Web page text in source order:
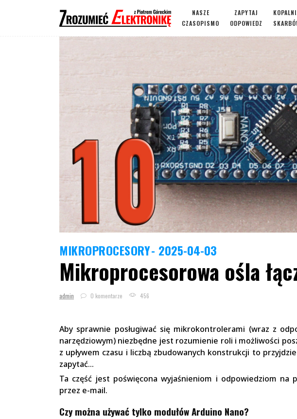
NASZE
CZASOPISMO
ZAPYTAJ
ODPOWIEDZ
MIKROPROCESORY 2025-04-03
Mikroprocesorowa ośla
admin 0 komentarze 456
Aby sprawnie posługiwać się mikrokontrolerami (wraz z
narzędziowym) niezbędne jest rozumienie roli i możliwości
z upływem czasu i liczbą zbudowanych konstrukcji to
zapytać…
Ta część jest poświęcona wyjaśnieniom i odpowiedziom na
przez e-mail.
Czy można używać tylko modułów Arduino Nano?